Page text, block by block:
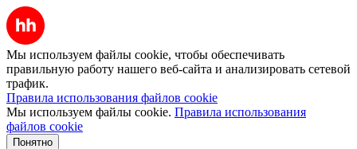
Мы используем файлы cookie, чтобы обеспечивать
правильную работу нашего веб-сайта и анализировать сетевой
трафик.
Правила использования файлов cookie
Мы используем файлы cookie. Правила использования
файлов cookie
Понятно